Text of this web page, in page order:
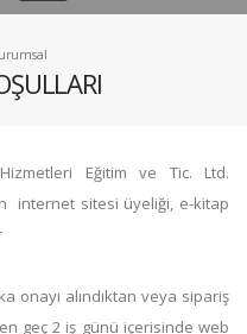
Eğitim ve Tic. Ltd.
internet sitesi üyeliği, e-kitap
onayı alındıktan veya sipariş
geç 2 iş günü içerisinde web